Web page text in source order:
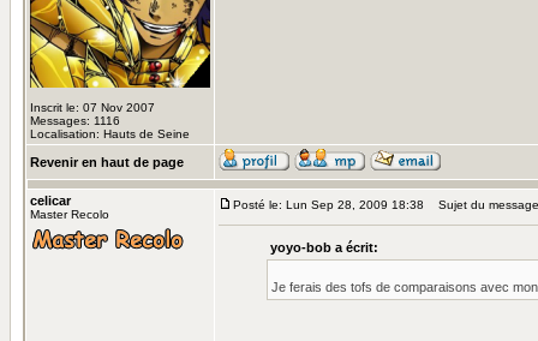
Inscrit le: 07 Nov 2007
Messages: 1116
Localisation: Hauts de Seine
Revenir en haut de page
celicar
Master Recolo
Posté le: Lun Sep 28, 2009 18:38 Sujet du
yoyo-bob a écrit:
Je ferais des tofs de comparaisons avec